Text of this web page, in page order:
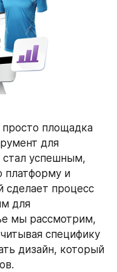
площадка
для
стал успешным,
платформу и
сделает процесс
для
мы рассмотрим,
специфику
дизайн, который